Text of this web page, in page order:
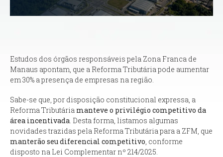
Estudos dos órgãos responsáveis pela Zona Franca de
Manaus apontam, que a Reforma Tributária pode aumentar
em 30% a presença de empresas na região.
Sabe-se que, por disposição constitucional expressa, a
Reforma Tributária manteve o privilégio competitivo da
área incentivada . Desta forma, listamos algumas
novidades trazidas pela Reforma Tributária para a ZFM, que
manterão seu diferencial competitivo , conforme
disposto na Lei Complementar nº 214/2025.